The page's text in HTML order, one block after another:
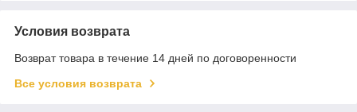
Условия возврата
Возврат товара в течение 14 дней по договоренности
Все условия возврата